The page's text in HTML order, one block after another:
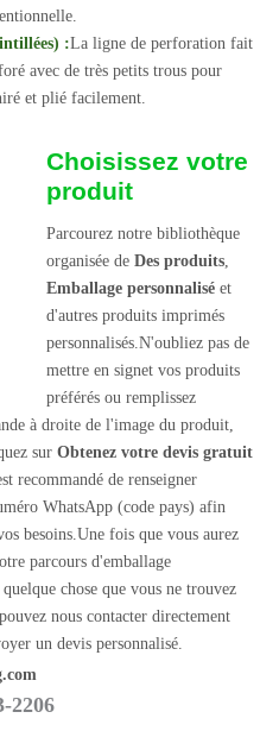
:La ligne de perforation fait
avec de très petits trous pour
et plié facilement.
Choisissez votre
produit
Parcourez notre bibliothèque
organisée de Des produits,
Emballage personnaliséet
d'autres produits imprimés
personnalisés.N'oubliez pas de
mettre en signet vos produits
préférés ou remplissez
à droite de l'image du produit,
sur Obtenez votre devis gratuit
recommandé de renseigner
WhatsApp (code pays) afin
besoins.Une fois que vous aurez
parcours d'emballage
chose que vous ne trouvez
nous contacter directement
un devis personnalisé.
2206